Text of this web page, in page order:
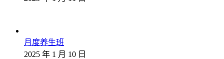
月度养生班
2025 年 1 月 10 日